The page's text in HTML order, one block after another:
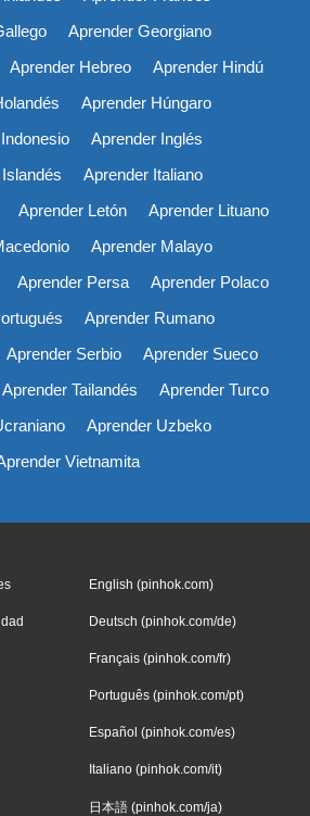
Aprender Georgiano
Aprender Hebreo
Aprender Hindú
Aprender Húngaro
Aprender Inglés
Aprender Italiano
Aprender Letón
Aprender Lituano
Aprender Malayo
Aprender Persa
Aprender Polaco
Aprender Rumano
Aprender Serbio
Aprender Sueco
Aprender Tailandés
Aprender Turco
Aprender Uzbeko
Vietnamita
English (pinhok.com)
Deutsch (pinhok.com/de)
Français (pinhok.com/fr)
Português (pinhok.com/pt)
Español (pinhok.com/es)
Italiano (pinhok.com/it)
日本語 (pinhok.com/ja)